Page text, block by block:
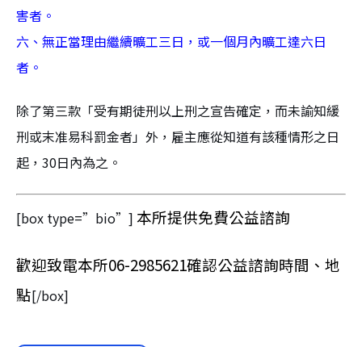
害者。
六、無正當理由繼續曠工三日，或一個月內曠工達六日
者。
除了第三款「受有期徒刑以上刑之宣告確定，而未諭知緩
刑或末准易科罰金者」外，雇主應從知道有該種情形之日
起，30日內為之。
[box type=”bio”] 本所提供免費公益諮詢
歡迎致電本所06-2985621確認公益諮詢時間、地
點[/box]